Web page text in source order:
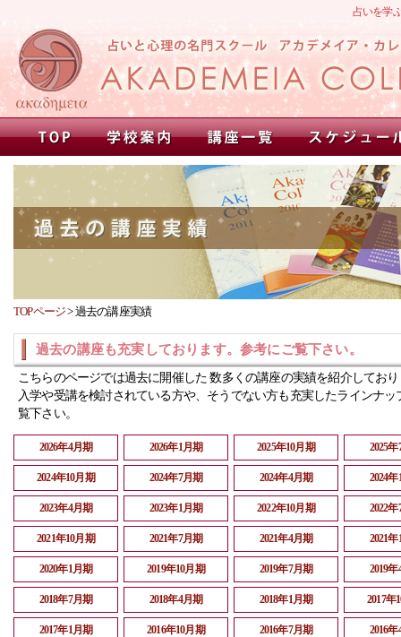
占いを学
TOPページ>過去の講座実績
過去の講座も充実しております。参考にご覧下さい。
こちらのページでは過去に開催した 数多くの講座の実績を紹介してお
入学や受講を検討されている方や、そうでない方も充実したラインナッ
覧下さい。
2026年4月期 2026年1月期 2025年10月期 2025
2024年10月期 2024年7月期 2024年4月期 2024
2023年4月期 2023年1月期 2022年10月期 2022
2021年10月期 2021年7月期 2021年4月期 2021
2020年1月期 2019年10月期 2019年7月期 2019
2018年7月期 2018年4月期 2018年1月期 2017年
2017年1月期 2016年10月期 2016年7月期 2016